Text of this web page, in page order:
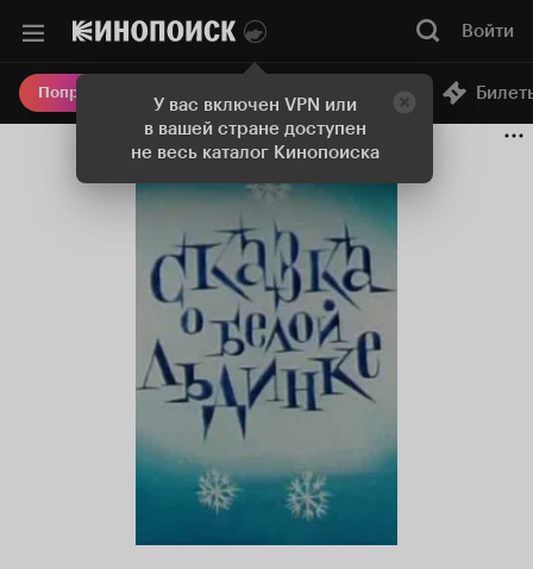
У вас включен VPN или
в вашей стране доступен
не весь каталог Кинопоиска
Войти
Попробовать Плюс Онлайн-кинотеатр